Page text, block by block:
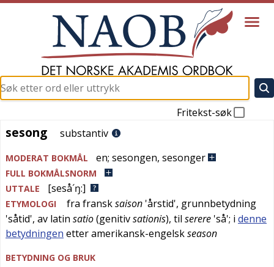
Fritekst-søk
sesong
sesong substantiv
MODERAT BOKMÅL en; sesongen, sesonger
FULL BOKMÅLSNORM
UTTALE
[seså´ŋ:]
ETYMOLOGI fra fransksaison 'årstid', grunnbetydning
'såtid', av latin satio(genitivsationis), til serere 'så'; i denne
betydningen etteramerikansk-engelskseason
BETYDNING OG BRUK